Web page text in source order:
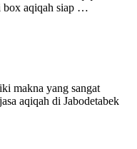
box aqiqah siap …
makna yang sangat
aqiqah di Jabodetabek